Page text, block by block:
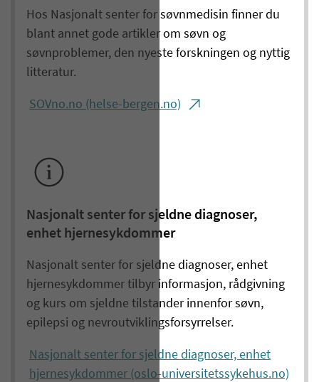
Hos Nasjonalt senter for søvnmedisin finner du
blant annet gode artikler om søvn og
søvnproblemer, den nyeste forskningen og nyttig
litteratur.
SOVno.no (helse-bergen.no)
Nasjonalt senter for sjeldne diagnoser,
enhet hjernesykdommer
Nasjonalt senter for sjeldne diagnoser, enhet
hjernesykdommer tilbyr informasjon, rådgivning
og kurs om sjeldne tilstander innenfor søvn,
epilepsi og nevroutviklingsforsyrrelser.
Nasjonalt senter for sjeldne diagnoser, enhet
hjernesykdommer (oslo-universitetssykehus.no)